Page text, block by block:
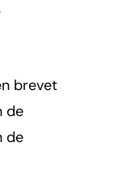
brevet
de
de